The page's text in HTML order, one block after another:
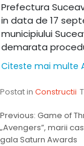
Prefectura
in data de 17
municipiului
demarata
Citeste mai multe
Postat in Constructii
Navigare
în
Previous: Game of
„Avengers”, marii
gala Saturn Awards